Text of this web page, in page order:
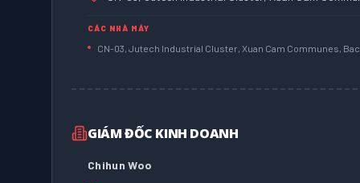
CÁC NHÀ MÁY
CN-03, Jutech Industrial Cluster, Xuan Cam Communes,
GIÁM ĐỐC KINH DOANH
Chihun Woo